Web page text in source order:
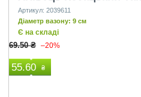
Артикул: 2039611
Діаметр вазону: 9 см
Є на складі
69.50 ₴ –20%
55.60 ₴